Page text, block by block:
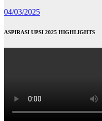
04/03/2025
ASPIRASI UPSI 2025 HIGHLIGHTS